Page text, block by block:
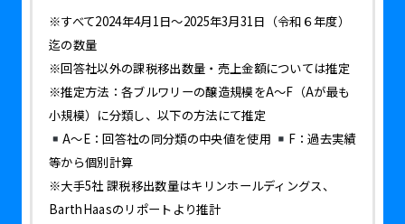
※すべて2024年4月1日〜2025年3月31日（令和６年度）
迄の数量
※回答社以外の課税移出数量・売上金額については推定
※推定方法：各ブルワリーの醸造規模をA～F（Aが最も
小規模）に分類し、以下の方法にて推定
A～E：回答社の同分類の中央値を使用
F：過去実績
等から個別計算
※大⼿5社 課税移出数量はキリンホールディングス、
BarthHaasのリポートより推計